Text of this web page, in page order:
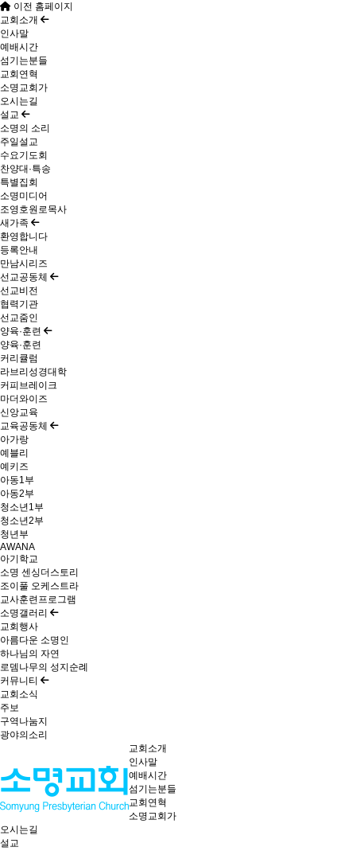
이전 홈페이지
교회소개
인사말
예배시간
섬기는분들
교회연혁
소명교회가
오시는길
설교
소명의 소리
주일설교
수요기도회
찬양대·특송
특별집회
소명미디어
조영호원로목사
새가족
환영합니다
등록안내
만남시리즈
선교공동체
선교비전
협력기관
선교줌인
양육·훈련
양육·훈련
커리큘럼
라브리성경대학
커피브레이크
마더와이즈
신앙교육
교육공동체
아가랑
예블리
예키즈
아동1부
아동2부
청소년1부
청소년2부
청년부
AWANA
아기학교
소명 센싱더스토리
조이풀 오케스트라
교사훈련프로그램
소명갤러리
교회행사
아름다운 소명인
하나님의 자연
로뎀나무의 성지순례
커뮤니티
교회소식
주보
구역나눔지
광야의소리
교회소개
인사말
예배시간
섬기는분들
교회연혁
소명교회가
오시는길
설교